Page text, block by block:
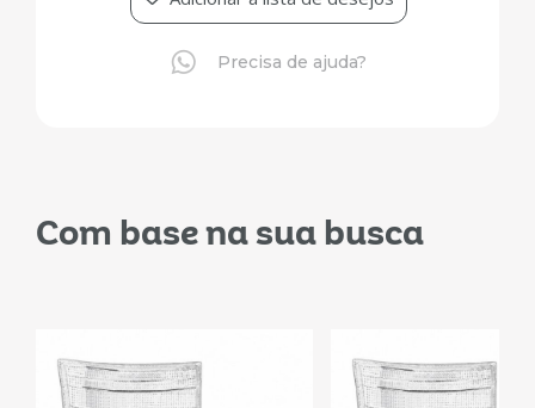
Precisa de ajuda?
Com base na sua busca